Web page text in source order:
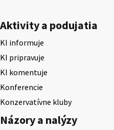
Aktivity a podujatia
KI informuje
KI pripravuje
KI komentuje
Konferencie
Konzervatívne kluby
Názory a nalýzy